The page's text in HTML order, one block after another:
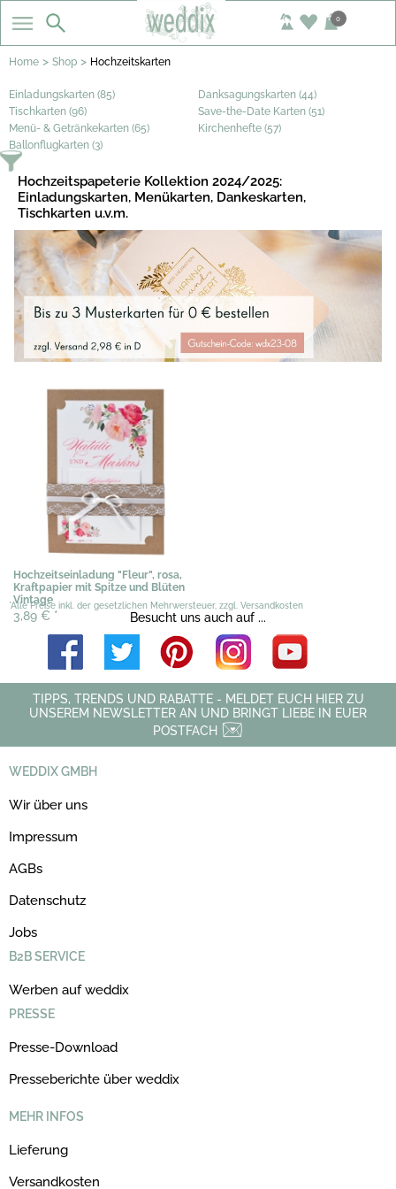
0
Home > Shop > Hochzeitskarten
Einladungskarten (85)
Danksagungskarten (44)
Tischkarten (96)
Save-the-Date Karten (51)
Menü- & Getränkekarten (65)
Kirchenhefte (57)
Ballonflugkarten (3)
Hochzeitspapeterie Kollektion 2024/2025:
Einladungskarten, Menükarten, Dankeskarten,
Tischkarten u.v.m.
Hochzeitseinladung "Fleur", rosa,
Kraftpapier mit Spitze und Blüten
Vintage
3,89 € *
*Alle Preise inkl. der gesetzlichen Mehrwersteuer, zzgl. Versandkosten
Besucht uns auch auf ...
TIPPS, TRENDS UND RABATTE - MELDET EUCH HIER ZU
UNSEREM NEWSLETTER AN UND BRINGT LIEBE IN EUER
POSTFACH
WEDDIX GMBH
Wir über uns
Impressum
AGBs
Datenschutz
Jobs
B2B SERVICE
Werben auf weddix
PRESSE
Presse-Download
Presseberichte über weddix
MEHR INFOS
Lieferung
Versandkosten